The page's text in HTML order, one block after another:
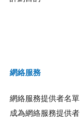
網絡服務
網絡服務提供者名單
成為網絡服務提供者